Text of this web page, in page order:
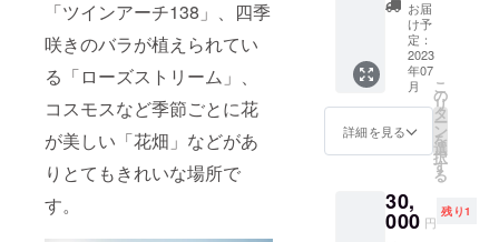
「ツインアーチ138」、四季
咲きのバラが植えられてい
る「ローズストリーム」、
コスモスなど季節ごとに花
が美しい「花畑」などがあ
りとてもきれいな場所で
す。
ご注意
くださ
い。
アドレ
スと引
き換え
コード
をご確
認させ
だいた
後に店
お渡し
しま
い。備
考欄
に、掲
載する
お名前
の記入
いいた
しま
字、半
角20文
向けの
プラン
です。
もちろ
ん、
HADO
を何度
もやり
です。
※「備考
欄」に
最大4名
利用で
きる貸
出プラ
ンで
す。
※「備考
欄」に
応募し
てくだ
さい！
FIELD
は定休
日以外
開いて
いま
す。そ
して、
敷地内
には出
るス
ペース
があり
お届
け予
定：
2023
年07
月
詳細を見る
こ
の
リ
タ
ー
ン
を
選
択
す
る
30,
000 円
残り1